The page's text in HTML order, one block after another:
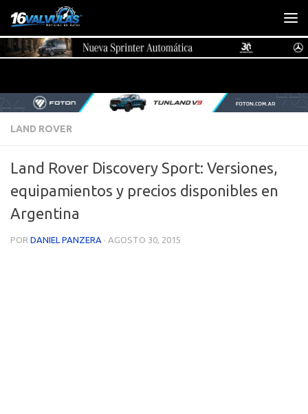
Saltar al contenido
LAND ROVER
Land Rover Discovery Sport: Versiones,
equipamientos y precios disponibles en
Argentina
POR DANIEL PANZERA · AGOSTO 30, 2015